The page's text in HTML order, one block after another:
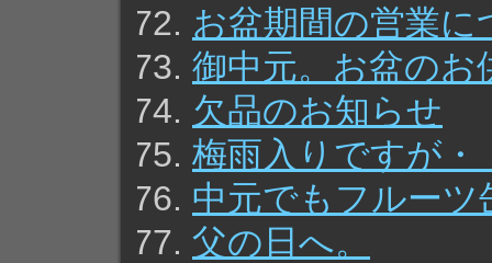
お盆期間の営業に
御中元。お盆のお
欠品のお知らせ
梅雨入りですが・
中元でもフルーツ
父の日へ。